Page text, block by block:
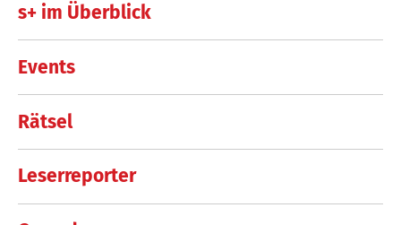
s+ im Überblick
Events
Rätsel
Leserreporter